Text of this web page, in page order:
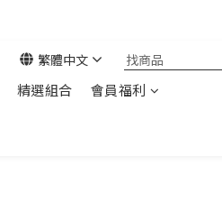
繁體中文
精選組合
會員福利